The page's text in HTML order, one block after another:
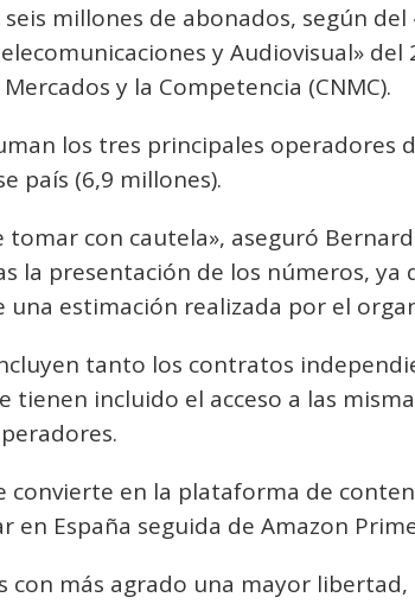
millones de abonados, según
y Audiovisual» del
y la Competencia (CNMC).
los tres principales operadores
país (6,9 millones).
tomar con cautela», aseguró
la presentación de los números, ya
una estimación realizada por el
tanto los contratos
tienen incluido el acceso a las
convierte en la plataforma de
en España seguida de Amazon
con más agrado una mayor